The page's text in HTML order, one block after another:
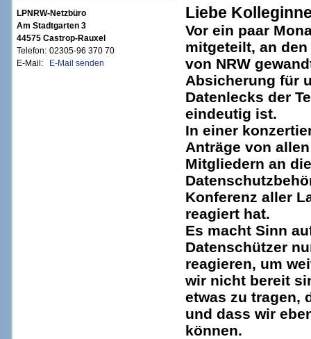
LPNRW-Netzbüro
Am Stadtgarten 3
44575 Castrop-Rauxel
Telefon: 02305-96 370 70
E-Mail:
E-Mail senden
Liebe
Vor ein paar
mitgeteilt, an
von NRW
Absicherung für
Datenlecks der
eindeutig ist.
In einer
Anträge von
Mitgliedern an
Konferenz aller
reagiert hat.
Es macht Sinn
Datenschützer
reagieren, um
wir nicht bereit
etwas zu tragen,
und dass wir
können.